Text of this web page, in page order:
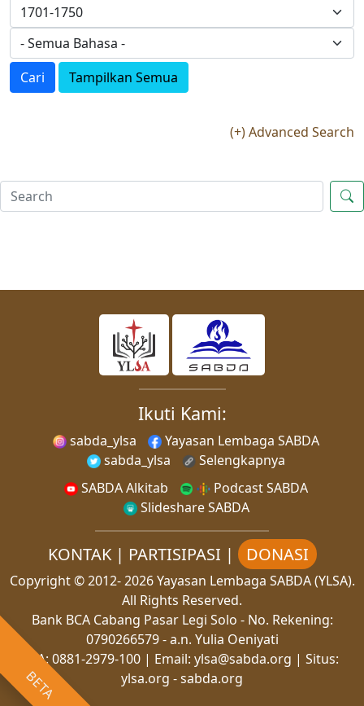
BETA
Cari Tampilkan Semua
(+) Advanced Search
Ikuti Kami:
sabda_ylsa
Yayasan Lembaga SABDA
sabda_ylsa
Selengkapnya
SABDA Alkitab
Podcast SABDA
Slideshare SABDA
KONTAK| PARTISIPASI | DONASI
Copyright© 2012-2026Yayasan Lembaga SABDA (YLSA).
All Rights Reserved.
Bank BCA Cabang Pasar Legi Solo - No. Rekening:
0790266579 - a.n. Yulia Oeniyati
WA: 0881-2979-100| Email: ylsa@sabda.org | Situs:
ylsa.org -sabda.org